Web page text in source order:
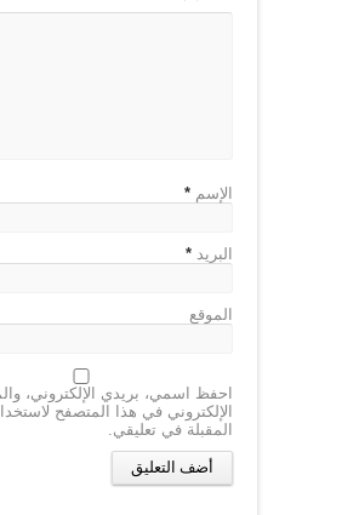
الإسم *
البريد *
الموقع
احفظ اسمي، بريدي الإلكتروني،
الإلكتروني في هذا المتصفح
المقبلة في تعليقي.